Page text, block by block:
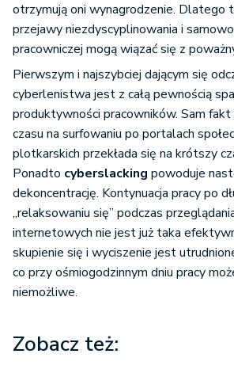
otrzymują oni wynagrodzenie. Dlatego
przejawy niezdyscyplinowania i
pracowniczej mogą wiązać się z
Pierwszym i najszybciej dającym się
cyberlenistwa jest z całą pewnością
produktywności pracowników. Sam fakt
czasu na surfowaniu po portalach
plotkarskich przekłada się na krótszy
Ponadto cyberslacking powoduje
dekoncentrację. Kontynuacja pracy po
„relaksowaniu się” podczas
internetowych nie jest już taka
skupienie się i wyciszenie jest
co przy ośmiogodzinnym dniu pracy
niemożliwe.
Zobacz też: